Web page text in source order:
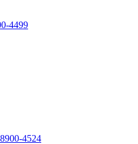
4499
4524